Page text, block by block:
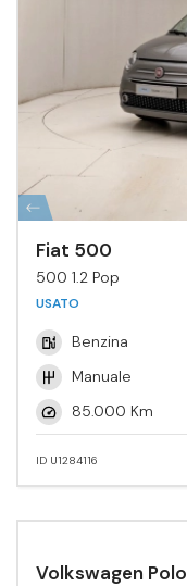
Fiat 500
500 1.2 Pop
USATO
Benzina
Manuale
85.000 Km
ID U1284116
Volkswagen Polo